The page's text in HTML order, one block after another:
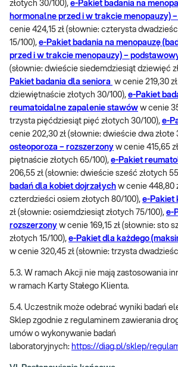
złotych 30/100), e-Pakiet badania na
hormonalne przed i w trakcie menopauzy)
cenie 424,15 zł (słownie: czterysta
15/100), e-Pakiet badania na menopauzę
przed i w trakcie menopauzy) –
(słownie: dwieście siedemdziesiąt dziewięć
Pakiet badania dla seniora w cenie 219,30
dziewiętnaście złotych 30/100), e-Pakiet
reumatoidalne zapalenie stawów w cenie
trzysta pięćdziesiąt pięć złotych 30/100), e-
cenie 202,30 zł (słownie: dwieście dwa złote
osteoporoza – rozszerzony w cenie 415,65
piętnaście złotych 65/100), e-Pakiet
206,55 zł (słownie: dwieście sześć złotych
badań dla kobiet dojrzałych w cenie 448,80
czterdzieści osiem złotych 80/100), e-Pakiet
zł (słownie: osiemdziesiąt złotych 75/100), e-
rozszerzony w cenie 169,15 zł (słownie: sto
złotych 15/100), e-Pakiet dla każdego
w cenie 320,45 zł (słownie: trzysta
5.3. W ramach Akcji nie mają zastosowania
w ramach Karty Stałego Klienta.
5.4. Uczestnik może odebrać wyniki badań
Sklep zgodnie z regulaminem zawierania
umów o wykonywanie badań
laboratoryjnych: https://diag.pl/sklep/